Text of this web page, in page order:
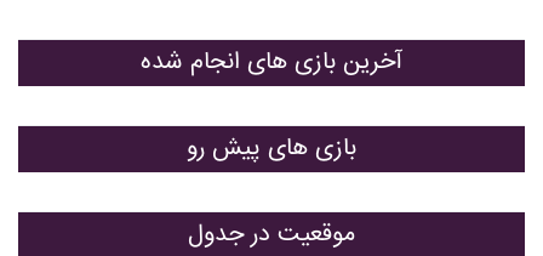
آخرین بازی های انجام شده
بازی های پیش رو
موقعیت در جدول